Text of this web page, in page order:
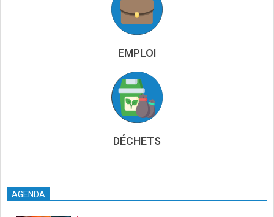
EMPLOI
DÉCHETS
AGENDA